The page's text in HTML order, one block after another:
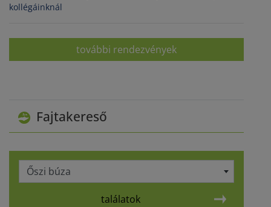
kollégáinknál
további rendezvények
Fajtakereső
Őszi búza
találatok